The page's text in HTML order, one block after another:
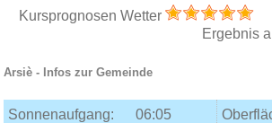
Kursprognosen Wetter
Ergebnis
Arsiè - Infos zur Gemeinde
Sonnenaufgang: 06:05